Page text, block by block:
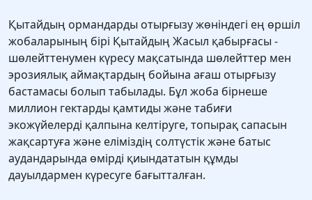
Қытайдың ормандарды отырғызу жөніндегі ең өршіл
жобаларының бірі Қытайдың Жасыл қабырғасы -
шөлейттенумен күресу мақсатында шөлейттер мен
эрозиялық аймақтардың бойына ағаш отырғызу
бастамасы болып табылады. Бұл жоба бірнеше
миллион гектарды қамтиды және табиғи
экожүйелерді қалпына келтіруге, топырақ сапасын
жақсартуға және еліміздің солтүстік және батыс
аудандарында өмірді қиындататын құмды
дауылдармен күресуге бағытталған.